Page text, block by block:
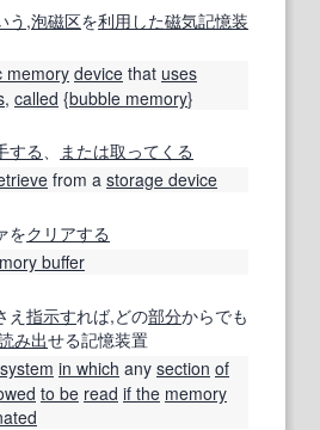
う ,泡磁区を利用した磁気記憶装
memory device that uses
, called {bubble memory}
する または取ってくる
from a storage device
をクリアする
buffer
え 指示すれば,どの部分からでも
み出せる記憶装置
in which any section of
to be read if the memory